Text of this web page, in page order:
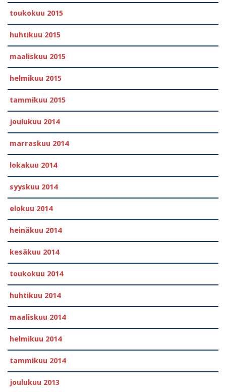
toukokuu 2015
huhtikuu 2015
maaliskuu 2015
helmikuu 2015
tammikuu 2015
joulukuu 2014
marraskuu 2014
lokakuu 2014
syyskuu 2014
elokuu 2014
heinäkuu 2014
kesäkuu 2014
toukokuu 2014
huhtikuu 2014
maaliskuu 2014
helmikuu 2014
tammikuu 2014
joulukuu 2013